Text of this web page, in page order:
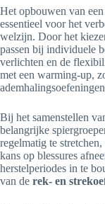
Het opbouwen van
essentieel voor het
welzijn. Door het
passen bij individuele
verlichten en de
met een warming-up,
Bij het samenstellen
belangrijke
regelmatig te
kans op blessures
herstelperiodes in te
van de rek- en